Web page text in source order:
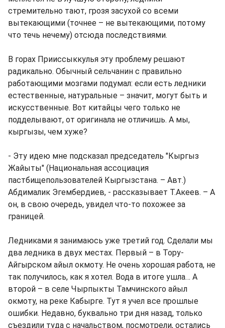
стремительно тают, грозя засухой со всеми
вытекающими (точнее – не вытекающими, потому
что течь нечему) отсюда последствиями.
В горах Прииссыккулья эту проблему решают
радикально. Обычный сельчанин с правильно
работающими мозгами подумал: если есть ледники
естественные, натуральные – значит, могут быть и
искусственные. Вот китайцы чего только не
подделывают, от оригинала не отличишь. А мы,
кыргызы, чем хуже?
- Эту идею мне подсказал председатель "Кыргыз
Жайыты" (Национальная ассоциация
пастбищепользователей Кыргызстана. – Авт.)
Абдималик Эгембердиев, - рассказывает Т.Акеев. – А
он, в свою очередь, увидел что-то похожее за
границей.
Ледниками я занимаюсь уже третий год. Сделали мы
два ледника в двух местах. Первый – в Тору-
Айгырском айыл окмоту. Не очень хорошая работа, не
так получилось, как я хотел. Вода в итоге ушла… А
второй – в селе Чырпыкты Тамчинского айыл
окмоту, на реке Кабырге. Тут я учел все прошлые
ошибки. Недавно, буквально три дня назад, только
съездили туда с начальством, посмотрели, остались